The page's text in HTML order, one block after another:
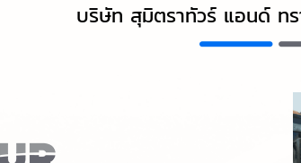
บริษัท สุมิตราทัวร์ แอนด์ ท